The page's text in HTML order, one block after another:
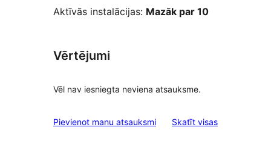
Aktīvās instalācijas: Mazāk par 10
Vērtējumi
Vēl nav iesniegta neviena atsauksme.
Pievienot manu atsauksmi Skatīt visasatsauksmes